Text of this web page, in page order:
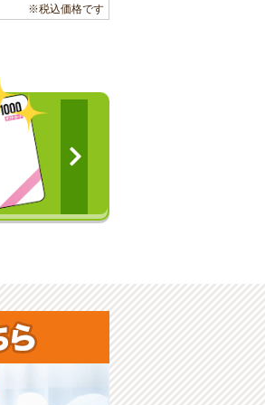
※税込価格です